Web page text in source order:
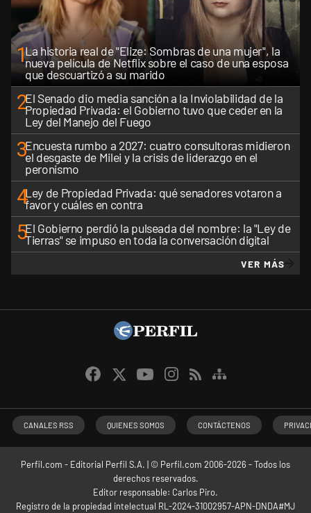
1La historia real de "Elize: Sombras de una mujer", la
nueva película de Netflix sobre el caso de una esposa
que descuartizó a su marido
2El Senado dio media sanción a la Inviolabilidad de la
Propiedad Privada: el Gobierno tuvo que ceder en la
Ley del Manejo del Fuego
3Encuesta rumbo a 2027: cuatro consultoras midieron
el desgaste de Milei y la crisis de liderazgo en el
peronismo
4Ley de Propiedad Privada: qué senadores votaron a
favor y cuáles en contra
5El Gobierno perdió la pulseada del nombre: la "Ley de
Tierras" se impuso en toda la conversación digital
VER MÁS
CANALES RSS QUIENES SOMOS CONTÁCTENOS
Perfil.com - Editorial Perfil S.A. | © Perfil.com 2006-2026 - Todos los
derechos reservados.
Editor responsable: Carlos Piro.
Registro de la propiedad intelectual RL-2024-31002957-APN-DNDA#MJ